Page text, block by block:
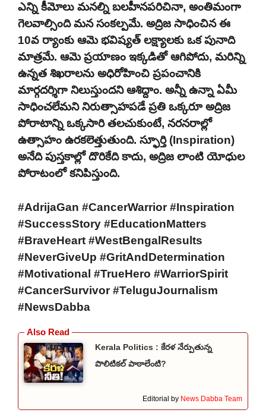
ఎన్ని కీమోలు మనల్ని బలహీనపరిచినా, అంతిమంగా
గెలవాల్సింది మన సంకల్పమే. అద్రిజ సాధించిన ఈ
10వ ర్యాంకు ఆమె భవిష్యత్ లక్ష్యాలకు ఒక పునాది
మాత్రమే. ఆమె ప్రయాణం ఇక్కడితో ఆగిపోదు, మరిన్ని
ఉన్నత శిఖరాలను అధిరోహించి ప్రపంచానికి
మార్గదర్శిగా నిలుస్తుందని ఆశిద్దాం. అన్నీ ఉన్నా ఏమీ
సాధించలేమని నిరుత్సాహపడే ప్రతి ఒక్కరూ అద్రిజ
పోరాటాన్ని ఒక్కసారి తలచుకుంటే, నరనరాల్లో
ఉత్సాహం ఉరకలెత్తుతుంది. స్ఫూర్తి (Inspiration)
అనేది పుస్తకాల్లో దొరికేది కాదు, అద్రిజ లాంటి యోధుల
పోరాటంలో కనిపిస్తుంది.
#AdrijaGan #CancerWarrior #Inspiration
#SuccessStory #EducationMatters
#BraveHeart #WestBengalResults
#NeverGiveUp #GritAndDetermination
#Motivational #TrueHero #WarriorSpirit
#CancerSurvivor #TeluguJournalism
#NewsDabba
Kerala Politics : కేరళ నేర్పుతున్న
పొలిటికల్ పాఠాలేంటి?
Editorial by News Dabba Team